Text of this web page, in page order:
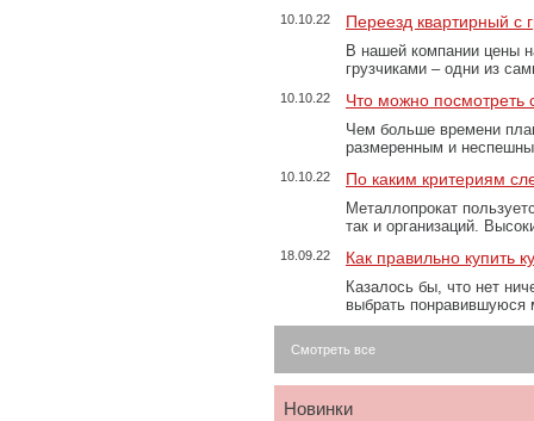
10.10.22 Переезд квартирный с
В нашей компании цены
грузчиками – одни из
10.10.22 Что можно посмотреть
Чем больше времени
размеренным и
10.10.22 По каким критериям
Металлопрокат
так и организаций.
18.09.22 Как правильно купить
Казалось бы, что нет
выбрать
Смотреть все
Новинки